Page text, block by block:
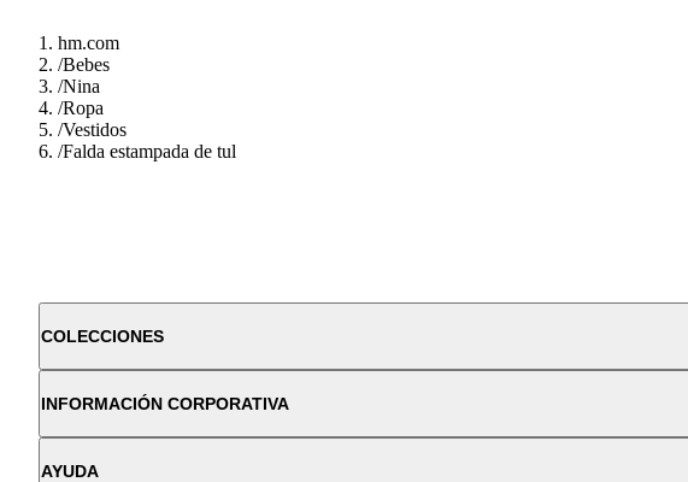
hm.com
/Bebes
/Nina
/Ropa
/Vestidos
/Falda estampada de tul
COLECCIONES
INFORMACIÓN CORPORATIVA
AYUDA